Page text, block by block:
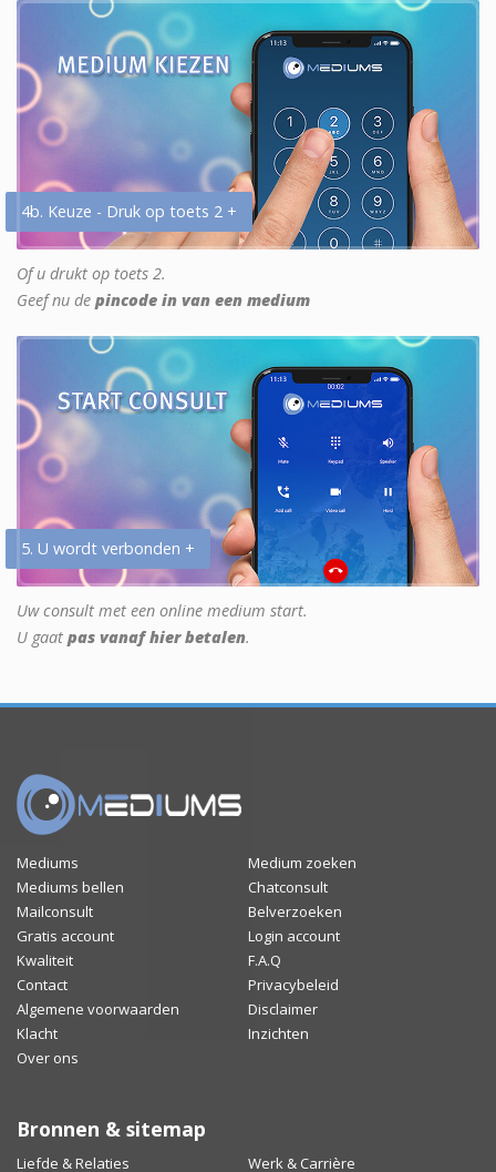
4b. Keuze - Druk op toets 2 +
Of u drukt op toets 2.
Geef nu de pincode in van een medium
5. U wordt verbonden +
Uw consult met een online medium start.
U gaat pas vanaf hier betalen.
Mediums
Medium zoeken
Mediums bellen
Chatconsult
Mailconsult
Belverzoeken
Gratis account
Login account
Kwaliteit
F.A.Q
Contact
Privacybeleid
Algemene voorwaarden
Disclaimer
Klacht
Inzichten
Over ons
Bronnen & sitemap
Liefde & Relaties Werk & Carrière